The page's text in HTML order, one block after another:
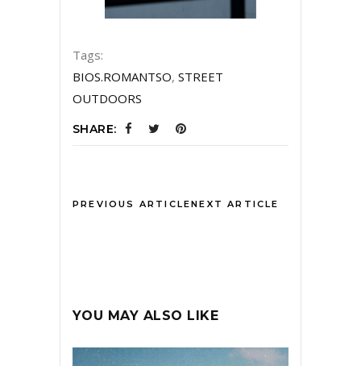
Tags:
BIOS.ROMANTSO, STREET
OUTDOORS
SHARE:
PREVIOUS ARTICLENEXT ARTICLE
YOU MAY ALSO LIKE